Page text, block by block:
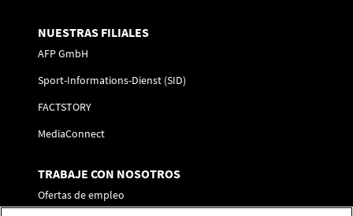
NUESTRAS FILIALES
AFP GmbH
Sport-Informations-Dienst (SID)
FACTSTORY
MediaConnect
TRABAJE CON NOSOTROS
Ofertas de empleo